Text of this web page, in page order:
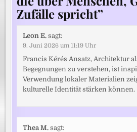
Zufälle spricht”
Leon E. sagt:
9. Juni 2026 um 11:19 Uhr
Francis Kérés Ansatz, Architektur
Begegnungen zu verstehen, ist
Verwendung lokaler Materialien
kulturelle Identität stärken können.
Thea M. sagt: